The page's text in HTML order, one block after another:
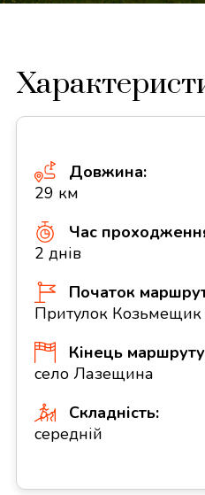
Довжина:
29 км
Час
2 днів
Початок
Притулок Козьмещик
Кінець
село Лазещина
Складність:
середній